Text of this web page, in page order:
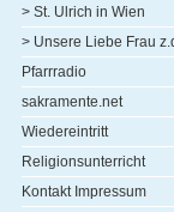
> St. Ulrich in Wien
> Unsere Liebe Frau
Pfarrradio
sakramente.net
Wiedereintritt
Religionsunterricht
Kontakt Impressum